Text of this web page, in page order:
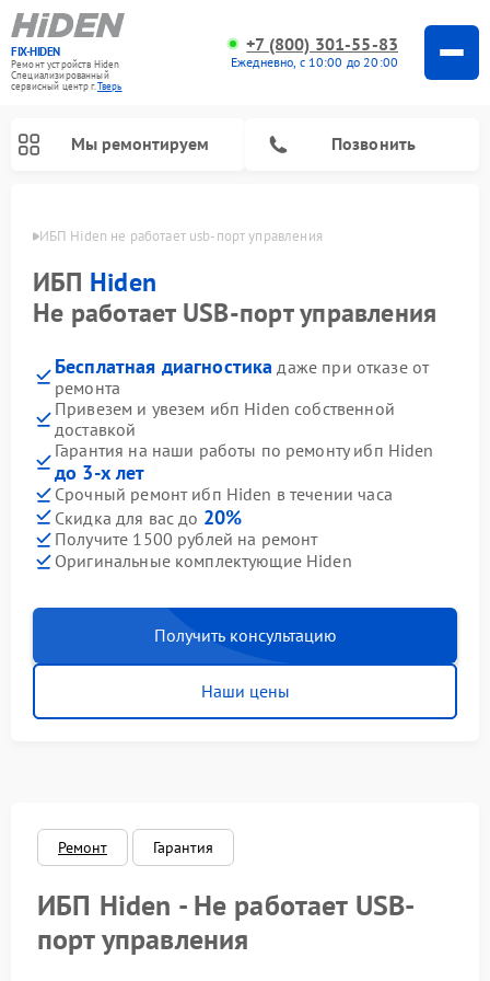
FIX-HIDEN
Ремонт устройств Hiden
Специализированный
cервисный центр г.Тверь
+7 (800) 301-55-83
Ежедневно, с 10:00 до 20:00
Мы ремонтируем Позвонить
ИБП Hiden не работает usb-порт управления
ИБП Hiden
Не работает USB-порт управления
Бесплатная диагностика даже при отказе от
ремонта
Привезем и увезем ибп Hiden собственной
доставкой
Гарантия на наши работы по ремонту ибп Hiden
до 3-х лет
Срочный ремонт ибп Hiden в течении часа
Скидка для вас до 20%
Получите 1500 рублей на ремонт
Оригинальные комплектующие Hiden
Получить консультацию
Наши цены
Ремонт Гарантия
ИБП Hiden - Не работает USB-
порт управления